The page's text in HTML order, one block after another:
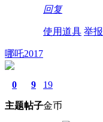
回复
使用道具 举报
哪吒2017
0
主题
9
帖子
19
金币